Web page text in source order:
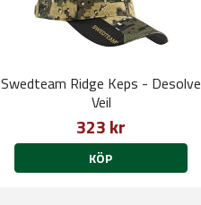
Swedteam Ridge Keps - Desolve
Veil
323 kr
KÖP